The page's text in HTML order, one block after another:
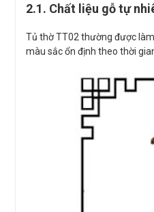
2.1. Chất liệu gỗ tự
Tủ thờ TT02 thường được
màu sắc ổn định theo thời